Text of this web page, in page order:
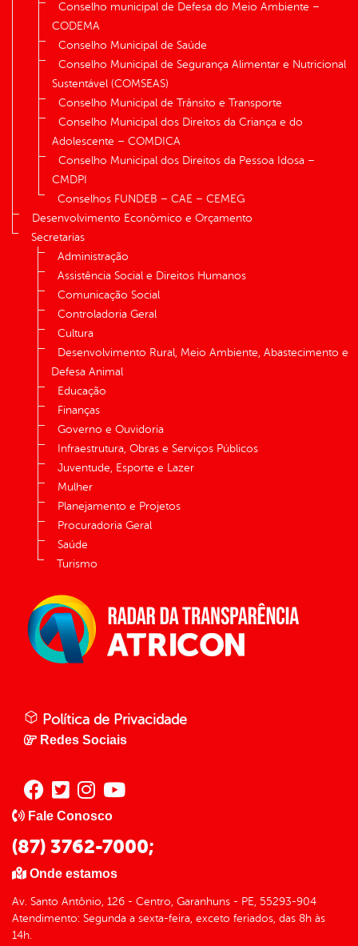
Conselho municipal de Defesa do Meio Ambiente –
CODEMA
Conselho Municipal de Saúde
Conselho Municipal de Segurança Alimentar e Nutricional
Sustentável (COMSEAS)
Conselho Municipal de Trânsito e Transporte
Conselho Municipal dos Direitos da Criança e do
Adolescente – COMDICA
Conselho Municipal dos Direitos da Pessoa Idosa –
CMDPI
Conselhos FUNDEB – CAE – CEMEG
Desenvolvimento Econômico e Orçamento
Secretarias
Administração
Assistência Social e Direitos Humanos
Comunicação Social
Controladoria Geral
Cultura
Desenvolvimento Rural, Meio Ambiente, Abastecimento e
Defesa Animal
Educação
Finanças
Governo e Ouvidoria
Infraestrutura, Obras e Serviços Públicos
Juventude, Esporte e Lazer
Mulher
Planejamento e Projetos
Procuradoria Geral
Saúde
Turismo
Política de Privacidade
Redes Sociais
Fale Conosco
(87) 3762-7000;
Onde estamos
Av. Santo Antônio, 126 - Centro, Garanhuns - PE, 55293-904
Atendimento: Segunda a sexta-feira, exceto feriados, das 8h às
14h.